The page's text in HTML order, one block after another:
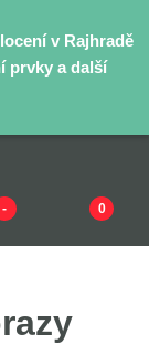
v Rajhradě
prvky a další
- 0